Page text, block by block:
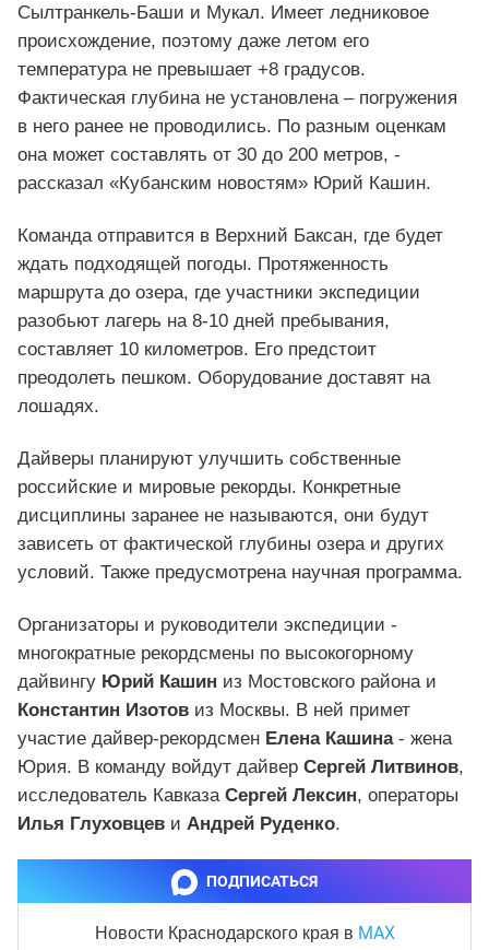
Сылтранкель-Баши и Мукал. Имеет ледниковое
происхождение, поэтому даже летом его
температура не превышает +8 градусов.
Фактическая глубина не установлена – погружения
в него ранее не проводились. По разным оценкам
она может составлять от 30 до 200 метров, -
рассказал «Кубанским новостям» Юрий Кашин.
Команда отправится в Верхний Баксан, где будет
ждать подходящей погоды. Протяженность
маршрута до озера, где участники экспедиции
разобьют лагерь на 8-10 дней пребывания,
составляет 10 километров. Его предстоит
преодолеть пешком. Оборудование доставят на
лошадях.
Дайверы планируют улучшить собственные
российские и мировые рекорды. Конкретные
дисциплины заранее не называются, они будут
зависеть от фактической глубины озера и других
условий. Также предусмотрена научная программа.
Организаторы и руководители экспедиции -
многократные рекордсмены по высокогорному
дайвингу Юрий Кашин из Мостовского района и
Константин Изотов из Москвы. В ней примет
участие дайвер-рекордсмен Елена Кашина- жена
Юрия. В команду войдут дайвер Сергей Литвинов,
исследователь Кавказа Сергей Лексин, операторы
Илья Глуховцев и Андрей Руденко.
ПОДПИСАТЬСЯ
Новости Краснодарского края в MAX